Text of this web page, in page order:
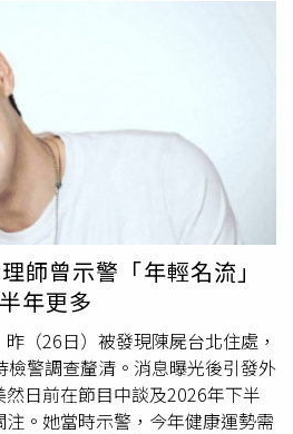
代謝疾病風險，樂生醫院社區醫
醫學可透過結構化檢查重點進行
低劑量肺部電腦斷層
量下捕捉早期微小病灶，有助於
標篩檢：結合腸胃道與大腸癌症
前列腺特異抗原（PSA）、肝癌
胰臟癌指標（1-IRE-1），提供相
謝與器官功能評估：整合腎臟超
肉代謝、糖化血色素（HbA1c）
控慢性疾病風險。名人逝世喚起
檢名人因癌逝世警訊，讓民眾意
產。王偉傑院長呼籲，民眾應關
篩檢打造預防醫學防禦網，降低
伸閱讀】東野圭吾大腸癌病逝！
別等腹痛才篩檢大腸癌初期無症
瘜肉偵測揪出腺瘤
師曾示警「年輕名流」
年更多
（26日）被發現陳屍台北住處，
警調查釐清。消息曝光後引發外
日前在節目中談及2026年下半
。她當時示警，今年健康運勢需